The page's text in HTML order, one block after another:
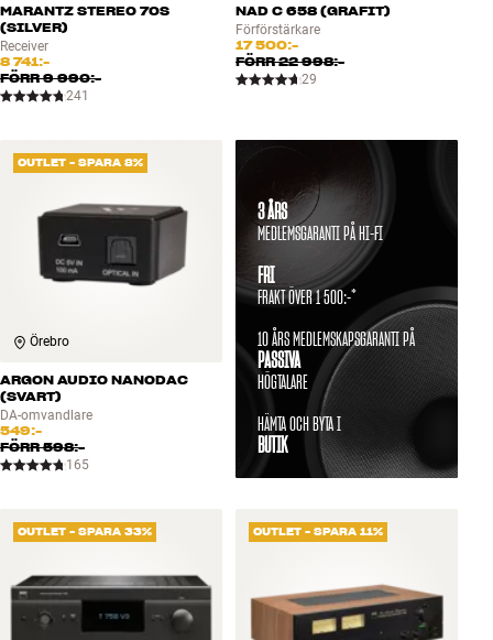
MARANTZ STEREO 70S
(SILVER)
Receiver
8 741:-
FÖRR9 990:-
241
NAD C 658 (GRAFIT)
Förförstärkare
17 500:-
FÖRR22 998:-
29
OUTLET - SPARA 8%
Örebro
ARGON AUDIO NANODAC
(SVART)
DA-omvandlare
549:-
FÖRR598:-
165
3 ÅRS
MEDLEMSGARANTI PÅ HI-FI
FRI
FRAKT ÖVER 1 500:-*
10 ÅRS MEDLEMSKAPSGARANTI PÅ
PASSIVA
HÖGTALARE
HÄMTA OCH BYTA I
BUTIK
OUTLET - SPARA 33% OUTLET - SPARA 11%